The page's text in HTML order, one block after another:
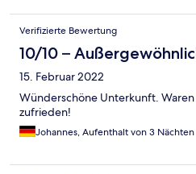
und da ein bisschen staubig aber
Verifizierte Bewertung
10/10 –
15. Februar 2022
Wünderschöne Unterkunft.
zufrieden!
Johannes, Aufenthalt von 3 Nächten